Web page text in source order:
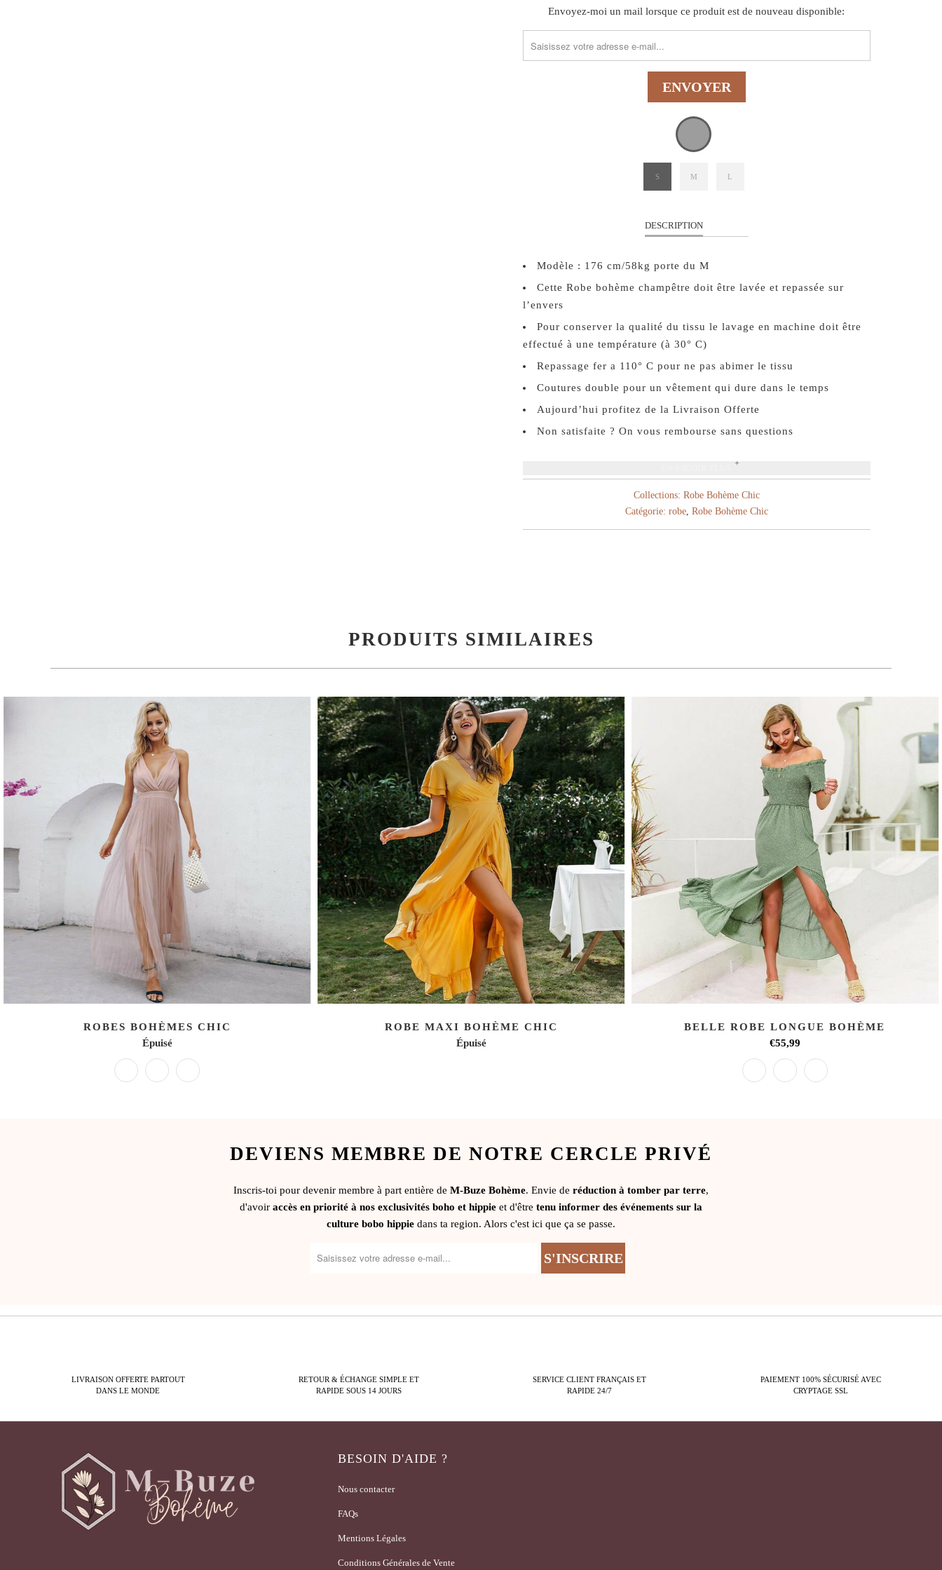
TRANSLATION
FR.PRODUCTS.NOTIFY_FORM.DESCRIPTION:
Envoyez-moi un mail lorsque ce produit est de nouveau disponible:
S M L
DESCRIPTION
Modèle : 176 cm/58kg porte du M
Cette Robe bohème champêtre doit être lavée et repassée sur
l’envers
Pour conserver la qualité du tissu le lavage en machine doit être
effectué à une température (à 30° C)
Repassage fer a 110° C pour ne pas abimer le tissu
Coutures double pour un vêtement qui dure dans le temps
Aujourd’hui profitez de la Livraison Offerte
Non satisfaite ? On vous rembourse sans questions
Collections: Robe Bohème Chic
Catégorie: robe, Robe Bohème Chic
PRODUITS SIMILAIRES
ROBES BOHÈMES CHIC
Épuisé
ROBE MAXI BOHÈME CHIC
Épuisé
BELLE ROBE LONGUE BOHÈME
€55,99
DEVIENS MEMBRE DE NOTRE CERCLE PRIVÉ
Inscris-toi pour devenir membre à part entière de M-Buze Bohème. Envie de réduction à tomber par terre,
d'avoir accès en priorité à nos exclusivités boho et hippie et d'être tenu informer des événements sur la
culture bobo hippie dans ta region. Alors c'est ici que ça se passe.
LIVRAISON OFFERTE PARTOUT
DANS LE MONDE
RETOUR & ÉCHANGE SIMPLE ET
RAPIDE SOUS 14 JOURS
SERVICE CLIENT FRANÇAIS ET
RAPIDE 24/7
PAIEMENT 100% SÉCURISÉ AVEC
CRYPTAGE SSL
BESOIN D'AIDE ?
Nous contacter
FAQs
Mentions Légales
Conditions Générales de Vente